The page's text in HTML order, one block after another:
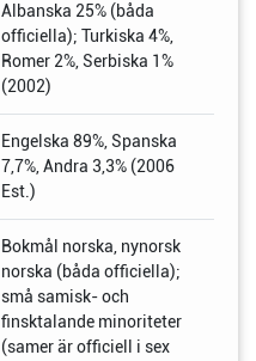
Albanska 25% (båda
officiella); Turkiska 4%,
Romer 2%, Serbiska 1%
(2002)
Engelska 89%, Spanska
7,7%, Andra 3,3% (2006
Est.)
Bokmål norska, nynorsk
norska (båda officiella);
små samisk- och
finsktalande minoriteter
(samer är officiell i sex